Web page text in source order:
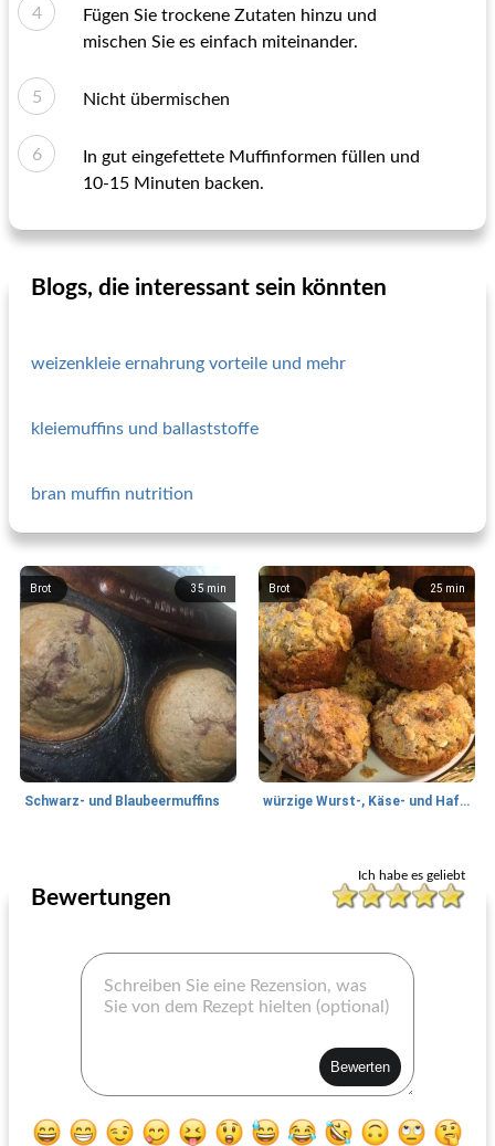
Fügen Sie trockene Zutaten hinzu und
mischen Sie es einfach miteinander.
Nicht übermischen
In gut eingefettete Muffinformen füllen und
10-15 Minuten backen.
Blogs, die interessant sein könnten
weizenkleie ernahrung vorteile und mehr
kleiemuffins und ballaststoffe
bran muffin nutrition
35 min
Brot
Schwarz- und Blaubeermuffins
25 min
Brot
würzige Wurst-, Käse- und Hafer-Muffins
Maismuffins mit süßer Paprika ein anderes Bananenbrot
Ich habe es geliebt
Bewertungen